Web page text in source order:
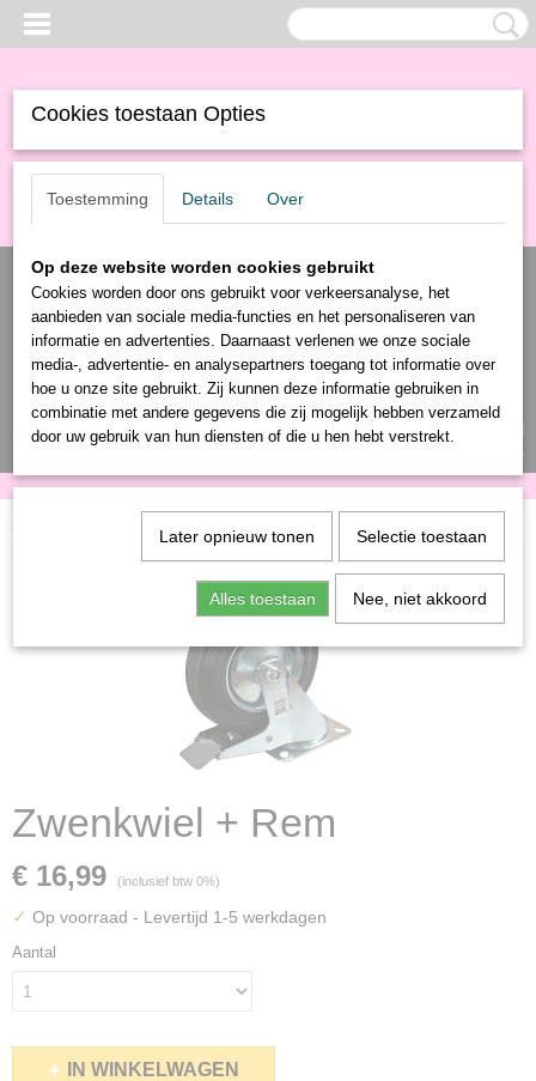
Inloggen Registreren
UW WINKELWAGEN
(0)
Home
Zwenkwiel + Rem
€ 16,99 (inclusief btw 0%)
✓ Op voorraad - Levertijd 1-5 werkdagen
Aantal
IN WINKELWAGEN
Cookies toestaan Opties
Toestemming Details Over
Op deze website worden cookies gebruikt
Cookies worden door ons gebruikt voor verkeersanalyse, het
aanbieden van sociale media-functies en het personaliseren van
informatie en advertenties. Daarnaast verlenen we onze sociale
media-, advertentie- en analysepartners toegang tot informatie over
hoe u onze site gebruikt. Zij kunnen deze informatie gebruiken in
combinatie met andere gegevens die zij mogelijk hebben verzameld
door uw gebruik van hun diensten of die u hen hebt verstrekt.
Later opnieuw tonen Selectie toestaan
Alles toestaan Nee, niet akkoord